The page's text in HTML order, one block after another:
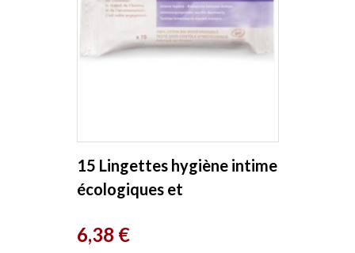
15 Lingettes hygiène intime
écologiques et
Nature
Prix
6,38 €